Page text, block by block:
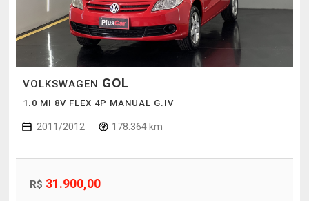
VOLKSWAGEN GOL
1.0 MI 8V FLEX 4P MANUAL G.IV
2011/2012 178.364 km
R$ 31.900,00